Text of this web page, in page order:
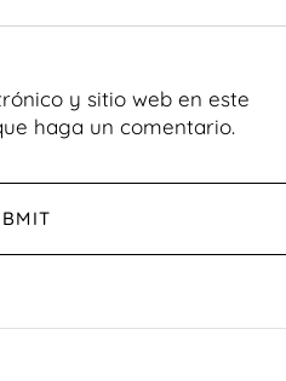
y sitio web en este
haga un comentario.